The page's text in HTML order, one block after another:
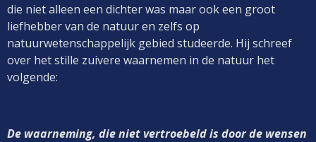
die niet alleen een dichter was maar ook een groot
liefhebber van de natuur en zelfs op
natuurwetenschappelijk gebied studeerde. Hij schreef
over het stille zuivere waarnemen in de natuur het
volgende:
De waarneming, die niet vertroebeld is door de wensen